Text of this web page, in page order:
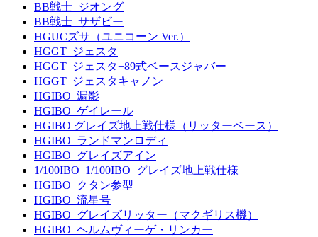
BB戦士_ジオング
BB戦士_サザビー
HGUCズサ（ユニコーン Ver.）
HGGT_ジェスタ
HGGT_ジェスタ+89式ベースジャバー
HGGT_ジェスタキャノン
HGIBO_漏影
HGIBO_ゲイレール
HGIBO グレイズ地上戦仕様（リッターベース）
HGIBO_ランドマンロディ
HGIBO_グレイズアイン
1/100IBO_1/100IBO_グレイズ地上戦仕様
HGIBO_クタン参型
HGIBO_流星号
HGIBO_グレイズリッター（マクギリス機）
HGIBO_ヘルムヴィーゲ・リンカー